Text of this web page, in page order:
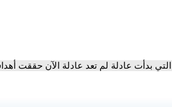
بدأت عادلة لم تعد عادلة الآن حققت